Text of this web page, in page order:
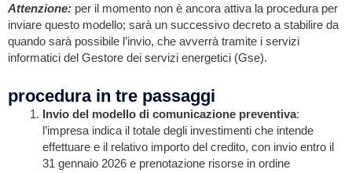
Attenzione: per il momento non è ancora attiva la procedura per
inviare questo modello; sarà un successivo decreto a stabilire da
quando sarà possibile l’invio, che avverrà tramite i servizi
informatici del Gestore dei servizi energetici (Gse).
procedura in tre passaggi
Invio del modello di comunicazione preventiva:
l’impresa indica il totale degli investimenti che intende
effettuare e il relativo importo del credito, con invio entro il
31 gennaio 2026 e prenotazione risorse in ordine